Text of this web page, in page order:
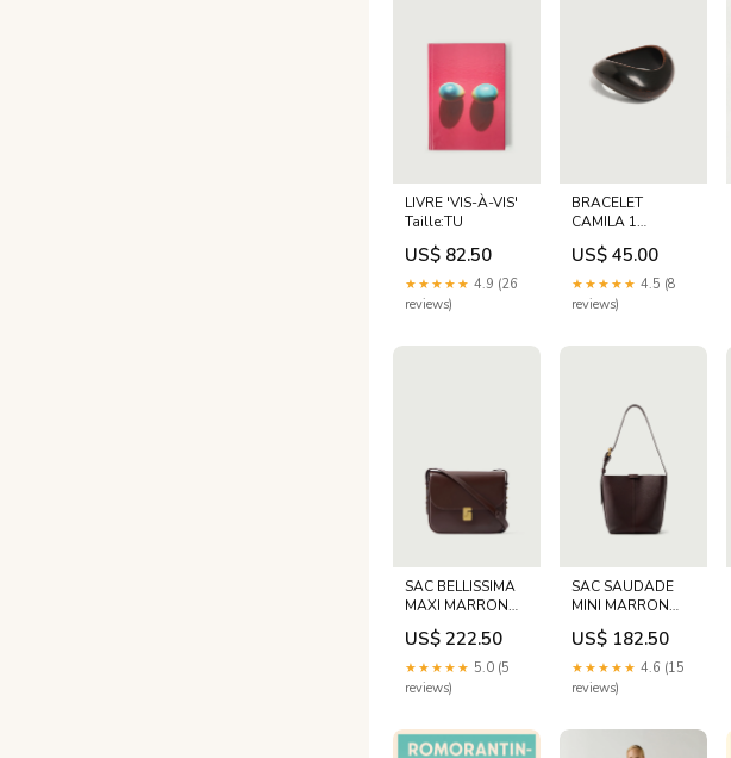
LIVRE 'VIS-À-VIS'
Taille:TU
US$ 82.50
★★★★★ 4.9 (26
reviews)
BRACELET
CAMILA 1
MARRON
SEOPANTALONSETE
US$ 45.00
★★★★★ 4.5 (8
reviews)
SAC BELLISSIMA
MAXI MARRON
Taille:TU
US$ 222.50
★★★★★ 5.0 (5
reviews)
SAC SAUDADE
MINI MARRON
CARDIGANSE26
US$ 182.50
★★★★★ 4.6 (15
reviews)